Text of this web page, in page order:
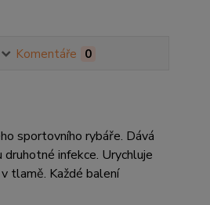
Komentáře 0
sportovního rybáře. Dává
infekce. Urychluje
tlamě. Každé balení